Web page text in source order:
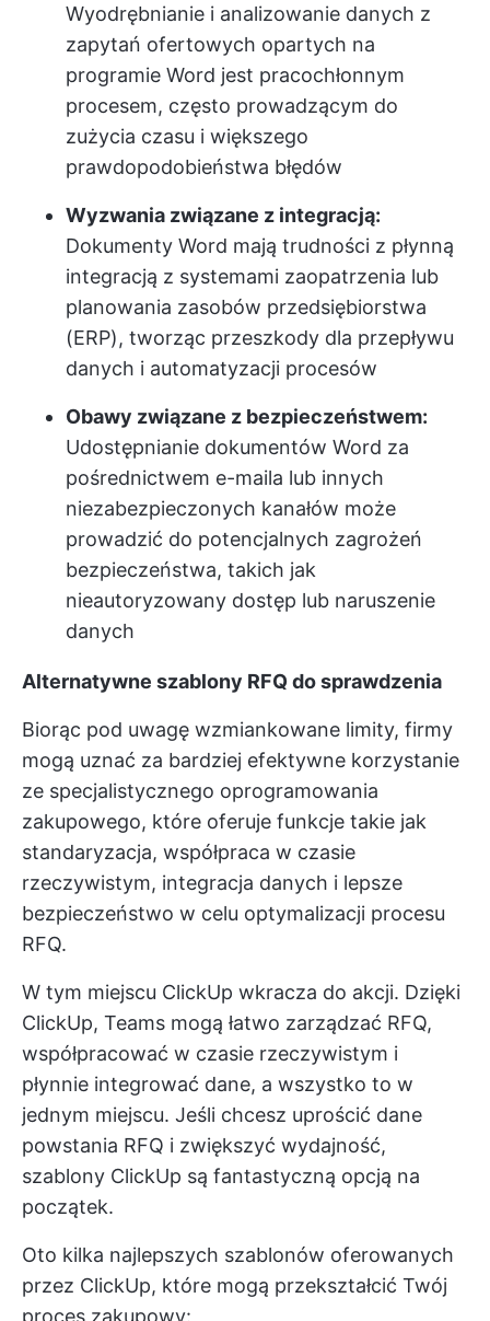
Wyodrębnianie i analizowanie danych z
zapytań ofertowych opartych na
programie Word jest pracochłonnym
procesem, często prowadzącym do
zużycia czasu i większego
prawdopodobieństwa błędów
Wyzwania związane z integracją:
Dokumenty Word mają trudności z płynną
integracją z systemami zaopatrzenia lub
planowania zasobów przedsiębiorstwa
(ERP), tworząc przeszkody dla przepływu
danych i automatyzacji procesów
Obawy związane z bezpieczeństwem:
Udostępnianie dokumentów Word za
pośrednictwem e-maila lub innych
niezabezpieczonych kanałów może
prowadzić do potencjalnych zagrożeń
bezpieczeństwa, takich jak
nieautoryzowany dostęp lub naruszenie
danych
Alternatywne szablony RFQ do sprawdzenia
Biorąc pod uwagę wzmiankowane limity, firmy
mogą uznać za bardziej efektywne korzystanie
ze specjalistycznego oprogramowania
zakupowego, które oferuje funkcje takie jak
standaryzacja, współpraca w czasie
rzeczywistym, integracja danych i lepsze
bezpieczeństwo w celu optymalizacji procesu
RFQ.
W tym miejscu ClickUp wkracza do akcji. Dzięki
ClickUp, Teams mogą łatwo zarządzać RFQ,
współpracować w czasie rzeczywistym i
płynnie integrować dane, a wszystko to w
jednym miejscu. Jeśli chcesz uprościć dane
powstania RFQ i zwiększyć wydajność,
szablony ClickUp są fantastyczną opcją na
początek.
Oto kilka najlepszych szablonów oferowanych
przez ClickUp, które mogą przekształcić Twój
proces zakupowy: